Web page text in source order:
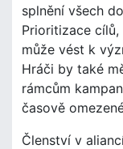
splnění všech
Prioritizace
může vést k
Hráči by také
rámcům
časově
Členství v